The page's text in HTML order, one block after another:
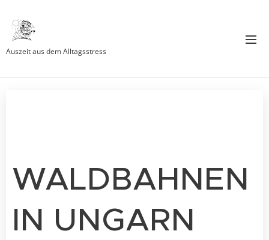
Auszeit aus dem Alltagsstress
WALDBAHNEN
IN UNGARN